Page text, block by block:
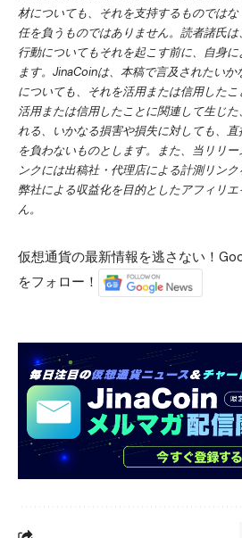
材についても、それを支持するものでは
任を負うものではありません。読者諸氏
行動についてもそれを起こす前に、自身
ます。JinaCoinは、本稿で言及されたい
についても、それを活用または信用した
活用または信用したことに関連して生じ
れる、いかなる損害や損失に対しても、
を負わないものとします。また、当リリ
ンクには出稿社・代理店による計測リンク
弊社による収益化を目的としたアフィリ
ん。
仮想通貨の最新情報を逃さない！
をフォロー！